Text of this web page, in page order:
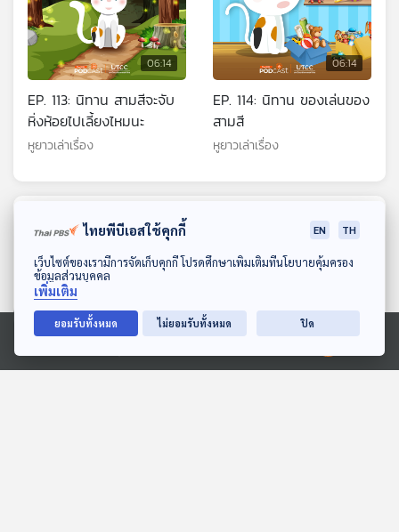
ดาวน์โหลด Thai PBS Podcast Application
Ⓒ 2020 องค์การกระจายเสียงและแพร่ภาพสาธารณะแห่งประเทศไทย
06:14
EP. 113: นิทาน สามสีจะจับ
หิ่งห้อยไปเลี้ยงไหมนะ
หูยาวเล่าเรื่อง
06:14
EP. 114: นิทาน ของเล่นของ
สามสี
หูยาวเล่าเรื่อง
ตอนที่เกี่ยวข้องไทยพีบีเอสใช้คุกกี้ EN TH
เว็บไซต์ของเรามีการจัดเก็บคุกกี้ โปรดศึกษาเพิ่มเติมที่นโยบายคุ้มครอง
ข้อมูลส่วนบุคคล
เพิ่มเติม
ยอมรับทั้งหมด ไม่ยอมรับทั้งหมด ปิด